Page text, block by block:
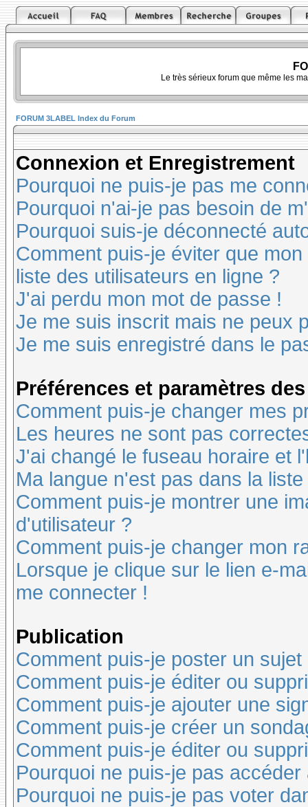
Le très sérieux forum que même les
FORUM 3LABEL Index du Forum
Connexion et Enregistrement
Pourquoi ne puis-je pas me
Pourquoi n'ai-je pas besoin de
Pourquoi suis-je déconnecté
Comment puis-je éviter que
liste des utilisateurs en ligne ?
J'ai perdu mon mot de passe !
Je me suis inscrit mais ne peux
Je me suis enregistré dans le
Préférences et paramètres
Comment puis-je changer mes
Les heures ne sont pas
J'ai changé le fuseau horaire et
Ma langue n'est pas dans la liste
Comment puis-je montrer une
d'utilisateur ?
Comment puis-je changer mon
Lorsque je clique sur le lien e-
me connecter !
Publication
Comment puis-je poster un
Comment puis-je éditer ou
Comment puis-je ajouter une
Comment puis-je créer un
Comment puis-je éditer ou
Pourquoi ne puis-je pas accéder
Pourquoi ne puis-je pas voter